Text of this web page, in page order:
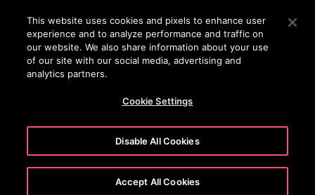
Press Enter to skip to Main Content
SEARCH
Augustin Poisson
Senior Vice President et Directeur général d'Otis
Europe de l’Ouest
This website uses cookies and pixels to enhance user
experience and to analyze performance and traffic on
our website. We also share information about your use
of our site with our social media, advertising and
analytics partners.
Cookie Settings
Disable All Cookies
Accept All Cookies